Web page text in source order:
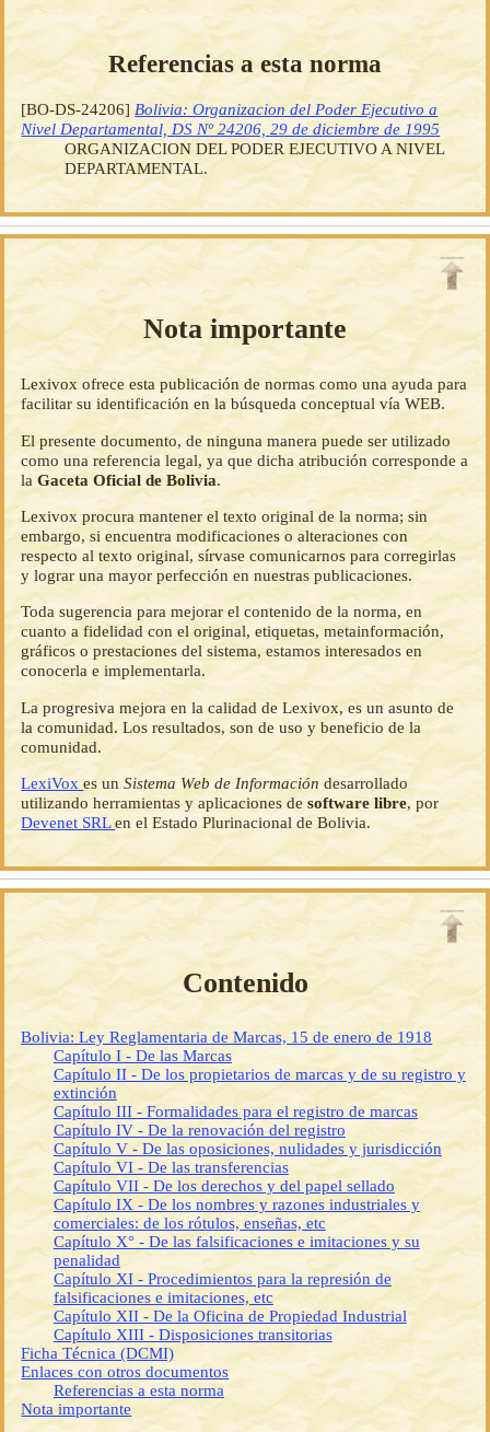
Referencias a esta norma
[BO-DS-24206]Bolivia: Organizacion del Poder Ejecutivo a
Nivel Departamental, DS Nº 24206, 29 de diciembre de 1995
ORGANIZACION DEL PODER EJECUTIVO A NIVEL
DEPARTAMENTAL.
Nota importante
Lexivox ofrece esta publicación de normas como una ayuda para
facilitar su identificación en la búsqueda conceptual vía WEB.
El presente documento, de ninguna manera puede ser utilizado
como una referencia legal, ya que dicha atribución corresponde a
laGaceta Oficial de Bolivia.
Lexivox procura mantener el texto original de la norma; sin
embargo, si encuentra modificaciones o alteraciones con
respecto al texto original, sírvase comunicarnos para corregirlas
y lograr una mayor perfección en nuestras publicaciones.
Toda sugerencia para mejorar el contenido de la norma, en
cuanto a fidelidad con el original, etiquetas, metainformación,
gráficos o prestaciones del sistema, estamos interesados en
conocerla e implementarla.
La progresiva mejora en la calidad de Lexivox, es un asunto de
la comunidad. Los resultados, son de uso y beneficio de la
comunidad.
LexiVoxes unSistema Web de Información desarrollado
utilizando herramientas y aplicaciones desoftware libre, por
Devenet SRLen el Estado Plurinacional de Bolivia.
Contenido
Bolivia: Ley Reglamentaria de Marcas, 15 de enero de 1918
Capítulo I - De las Marcas
Capítulo II - De los propietarios de marcas y de su registro y
extinción
Capítulo III - Formalidades para el registro de marcas
Capítulo IV - De la renovación del registro
Capítulo V - De las oposiciones, nulidades y jurisdicción
Capítulo VI - De las transferencias
Capítulo VII - De los derechos y del papel sellado
Capítulo IX - De los nombres y razones industriales y
comerciales: de los rótulos, enseñas, etc
Capítulo X° - De las falsificaciones e imitaciones y su
penalidad
Capítulo XI - Procedimientos para la represión de
falsificaciones e imitaciones, etc
Capítulo XII - De la Oficina de Propiedad Industrial
Capítulo XIII - Disposiciones transitorias
Ficha Técnica (DCMI)
Enlaces con otros documentos
Referencias a esta norma
Nota importante